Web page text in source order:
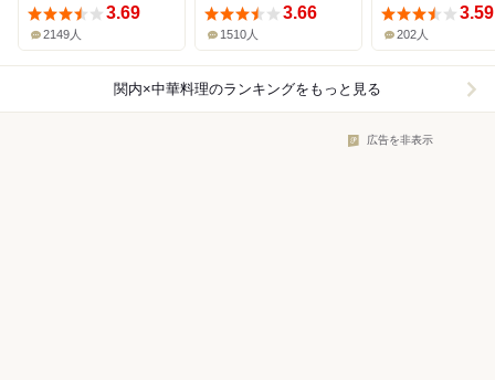
3.69
2149人
3.66
1510人
3.59
202人
関内×中華料理のランキングをもっと見る
広告を非表示